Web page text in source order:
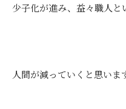
少子化が進み、益々職人と
人間が減っていくと思いま